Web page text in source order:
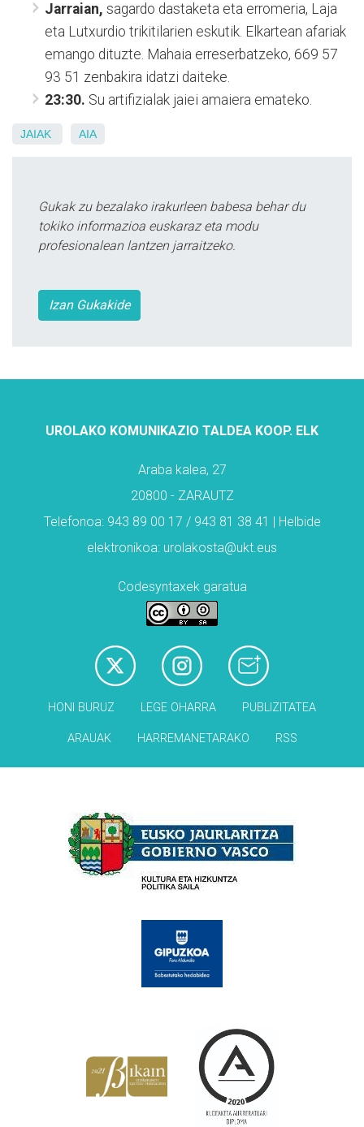
Jarraian, sagardo dastaketa eta erromeria, Laja
eta Lutxurdio trikitilarien eskutik. Elkartean afariak
emango dituzte. Mahaia erreserbatzeko, 669 57
93 51 zenbakira idatzi daiteke.
23:30. Su artifizialak jaiei amaiera emateko.
JAIAK AIA
Gukak zu bezalako irakurleen babesa behar du
tokiko informazioa euskaraz eta modu
profesionalean lantzen jarraitzeko.
Izan Gukakide
UROLAKO KOMUNIKAZIO TALDEA KOOP. ELK
Araba kalea, 27
20800 - ZARAUTZ
Telefonoa: 943 89 00 17 / 943 81 38 41 | Helbide
elektronikoa: urolakosta@ukt.eus
Codesyntaxek garatua
HONI BURUZ LEGE OHARRA PUBLIZITATEA
ARAUAK HARREMANETARAKO RSS